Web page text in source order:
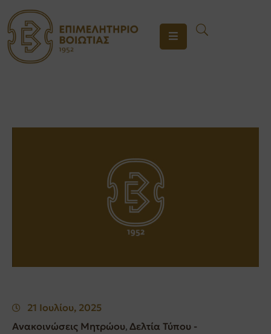
ΤΟ
ΕΠΙΜΕΛΗΤΗΡΙΟ
21 Ιουλίου, 2025
Ανακοινώσεις Μητρώου‚ Δελτία Τύπου -